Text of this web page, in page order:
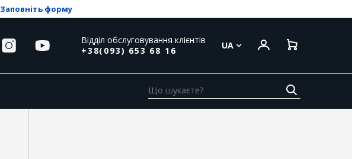
Заповніть форму
Відділ обслуговування клієнтів
+38(093) 653 68 16
UA